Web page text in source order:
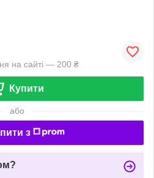
на сайті — 200 ₴
Купити
або
з